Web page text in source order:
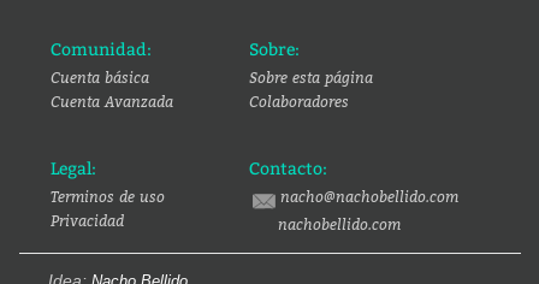
Comunidad:
Cuenta básica
Cuenta Avanzada
Sobre:
Sobre esta página
Colaboradores
Legal:
Terminos de uso
Privacidad
Contacto:
nacho@nachobellido.com
nachobellido.com
Idea: